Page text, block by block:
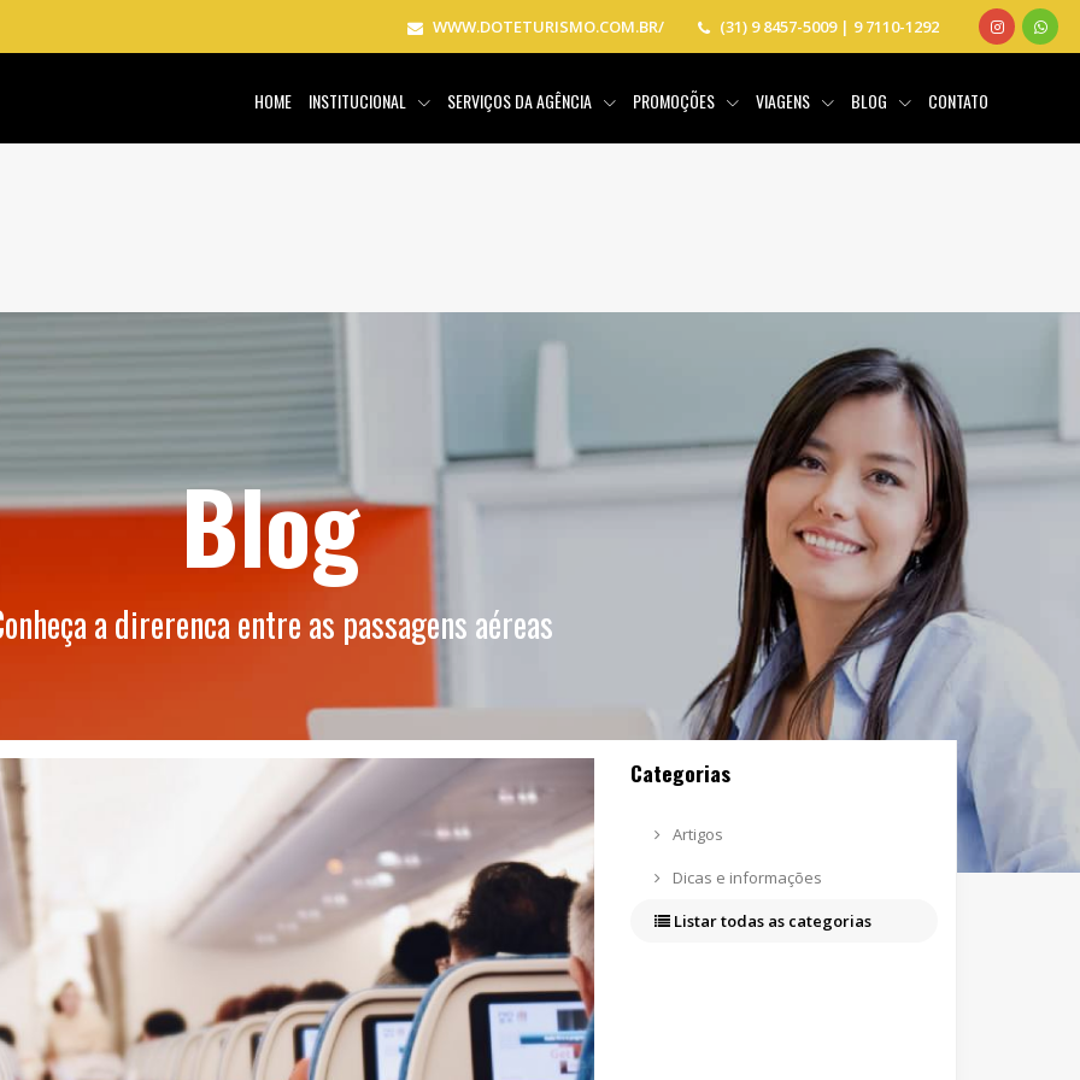
WWW.DOTETURISMO.COM.BR/ (31) 9 8457-5009 | 9 7110-1292
HOME INSTITUCIONAL SERVIÇOS DA AGÊNCIA PROMOÇÕES VIAGENS BLOG CONTATO
Blog
a direrenca entre as passagens aéreas
Categorias
Artigos
Dicas e informações
Listar todas as categorias